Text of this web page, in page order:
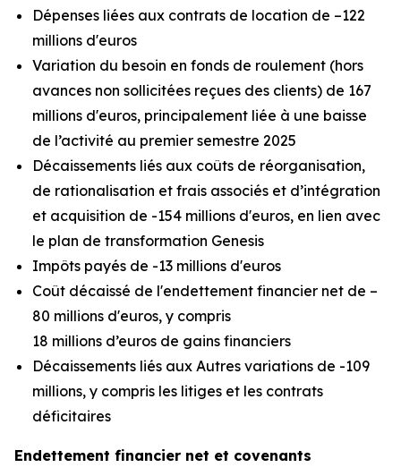
Dépenses liées aux contrats de location de –122
millions d'euros
Variation du besoin en fonds de roulement (hors
avances non sollicitées reçues des clients) de 167
millions d'euros, principalement liée à une baisse
de l’activité au premier semestre 2025
Décaissements liés aux coûts de réorganisation,
de rationalisation et frais associés et d’intégration
et acquisition de -154 millions d'euros, en lien avec
le plan de transformation Genesis
Impôts payés de -13 millions d'euros
Coût décaissé de l'endettement financier net de –
80 millions d'euros, y compris
18 millions d’euros de gains financiers
Décaissements liés aux Autres variations de -109
millions, y compris les litiges et les contrats
déficitaires
Endettement financier net et covenants